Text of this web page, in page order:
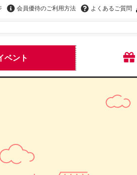
会員優待のご利用方法 よくあるご質問
ベント